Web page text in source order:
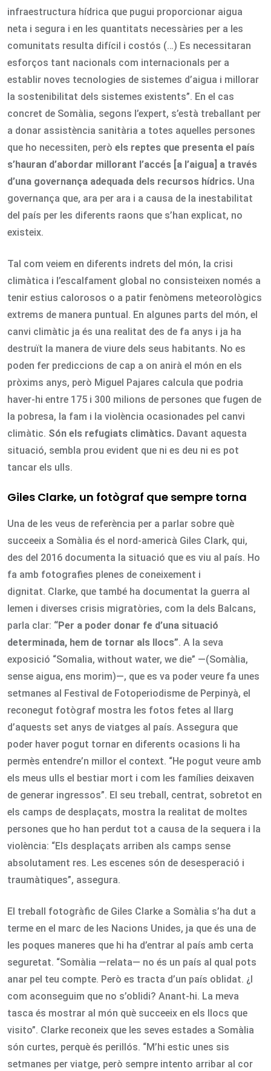
infraestructura hídrica que pugui proporcionar aigua
neta i segura i en les quantitats necessàries per a les
comunitats resulta difícil i costós (…) Es necessitaran
esforços tant nacionals com internacionals per a
establir noves tecnologies de sistemes d’aigua i millorar
la sostenibilitat dels sistemes existents”. En el cas
concret de Somàlia, segons l’expert, s’està treballant per
a donar assistència sanitària a totes aquelles persones
que ho necessiten, però els reptes que presenta el país
s’hauran d’abordar millorant l’accés [a l’aigua] a través
d’una governança adequada dels recursos hídrics. Una
governança que, ara per ara i a causa de la inestabilitat
del país per les diferents raons que s’han explicat, no
existeix.
Tal com veiem en diferents indrets del món, la crisi
climàtica i l’escalfament global no consisteixen només a
tenir estius calorosos o a patir fenòmens meteorològics
extrems de manera puntual. En algunes parts del món, el
canvi climàtic ja és una realitat des de fa anys i ja ha
destruït la manera de viure dels seus habitants. No es
poden fer prediccions de cap a on anirà el món en els
pròxims anys, però Miguel Pajares calcula que podria
haver-hi entre 175 i 300 milions de persones que fugen de
la pobresa, la fam i la violència ocasionades pel canvi
climàtic. Són els refugiats climàtics. Davant aquesta
situació, sembla prou evident que ni es deu ni es pot
tancar els ulls.
Giles Clarke, un fotògraf que sempre torna
Una de les veus de referència per a parlar sobre què
succeeix a Somàlia és el nord-americà Giles Clark, qui,
des del 2016 documenta la situació que es viu al país. Ho
fa amb fotografies plenes de coneixement i
dignitat. Clarke, que també ha documentat la guerra al
Iemen i diverses crisis migratòries, com la dels Balcans,
parla clar: “Per a poder donar fe d’una situació
determinada, hem de tornar als llocs”. A la seva
exposició “Somalia, without water, we die” —(Somàlia,
sense aigua, ens morim)—, que es va poder veure fa unes
setmanes al Festival de Fotoperiodisme de Perpinyà, el
reconegut fotògraf mostra les fotos fetes al llarg
d’aquests set anys de viatges al país. Assegura que
poder haver pogut tornar en diferents ocasions li ha
permès entendre’n millor el context. “He pogut veure amb
els meus ulls el bestiar mort i com les famílies deixaven
de generar ingressos”. El seu treball, centrat, sobretot en
els camps de desplaçats, mostra la realitat de moltes
persones que ho han perdut tot a causa de la sequera i la
violència: “Els desplaçats arriben als camps sense
absolutament res. Les escenes són de desesperació i
traumàtiques”, assegura.
El treball fotogràfic de Giles Clarke a Somàlia s’ha dut a
terme en el marc de les Nacions Unides, ja que és una de
les poques maneres que hi ha d’entrar al país amb certa
seguretat. “Somàlia —relata— no és un país al qual pots
anar pel teu compte. Però es tracta d’un país oblidat. ¿I
com aconseguim que no s’oblidi? Anant-hi. La meva
tasca és mostrar al món què succeeix en els llocs que
visito”. Clarke reconeix que les seves estades a Somàlia
són curtes, perquè és perillós. “M’hi estic unes sis
setmanes per viatge, però sempre intento arribar al cor